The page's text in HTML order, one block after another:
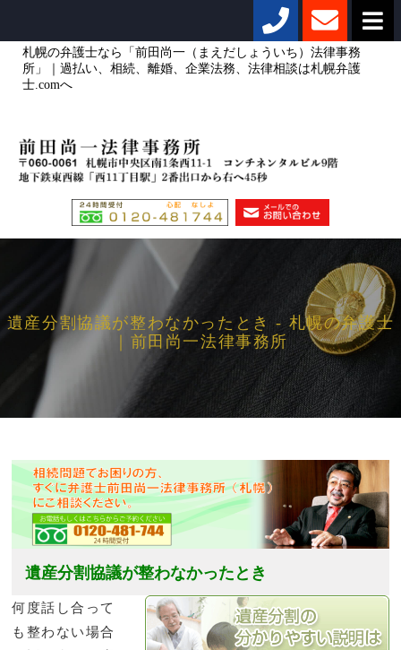
札幌の弁護士なら「前田尚一（まえだしょういち）法律事務
所」｜過払い、相続、離婚、企業法務、法律相談は札幌弁護
士.comへ
遺産分割協議が整わなかったとき - 札幌の弁護士
｜前田尚一法律事務所
遺産分割協議が整わなかったとき
何度話し合って
も整わない場合